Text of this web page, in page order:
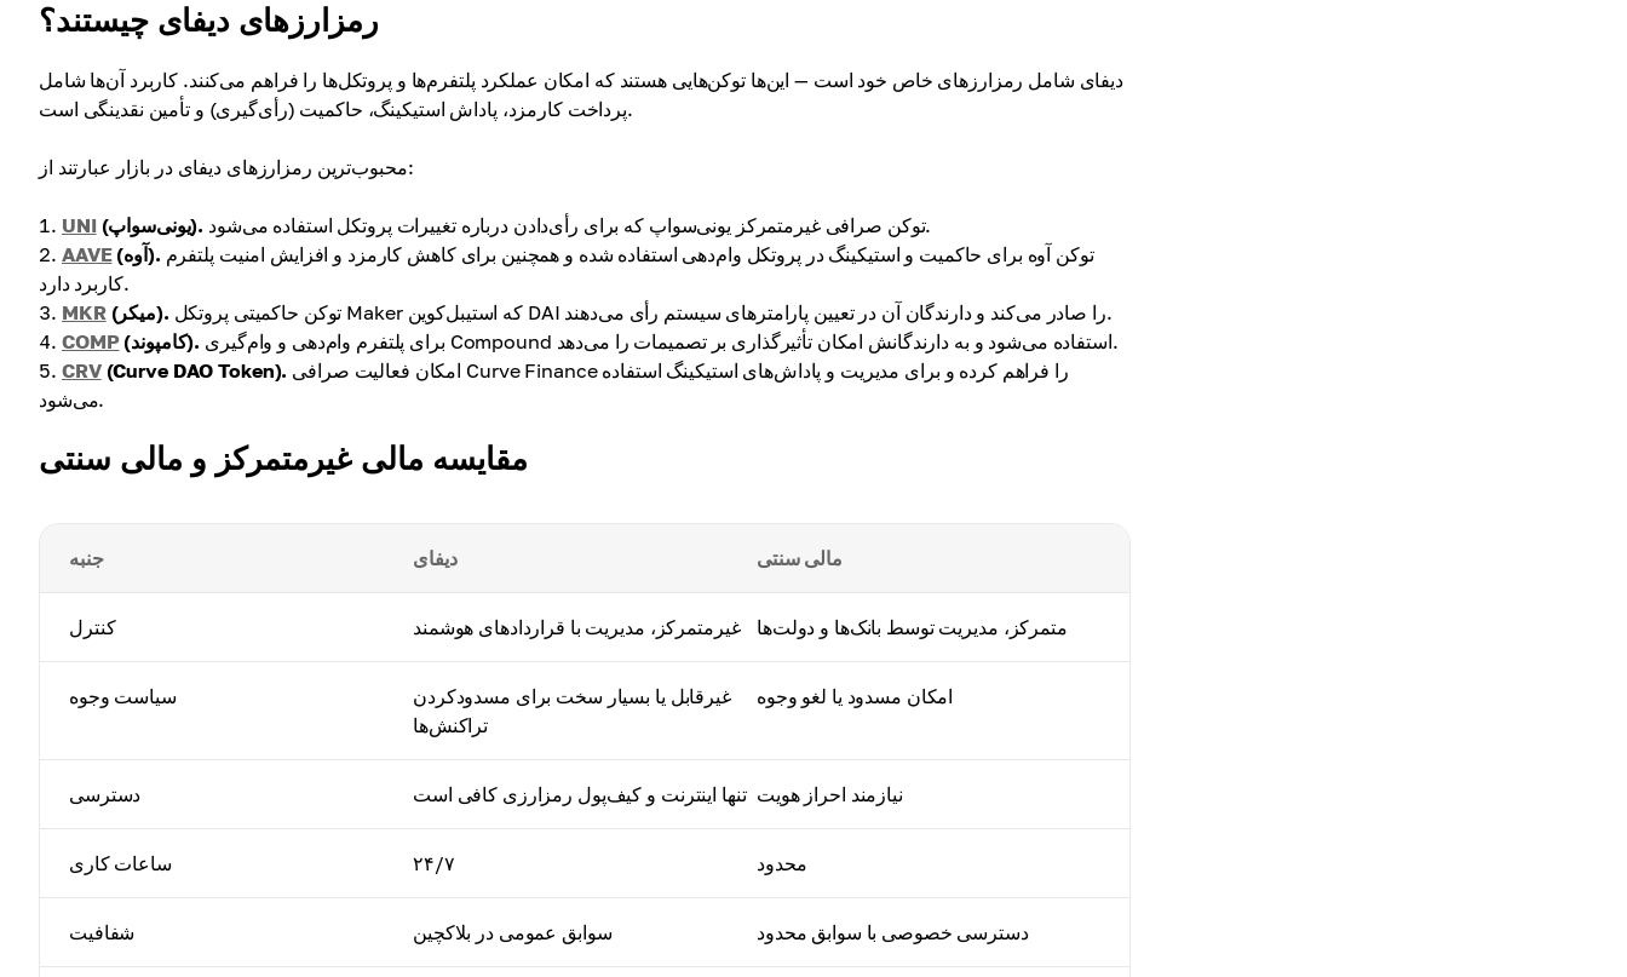
رمزارزهای دیفای چیستند؟
دیفای شامل رمزارزهای خاص خود است — این‌ها توکن‌هایی هستند که امکان عملکرد پلتفرم‌ها و پروتکل‌ها را فراهم می‌کنند. کاربرد آن‌ها شامل
پرداخت کارمزد، پاداش استیکینگ، حاکمیت (رأی‌گیری) و تأمین نقدینگی است.
محبوب‌ترین رمزارزهای دیفای در بازار عبارتند از:
UNI (یونی‌سواپ).
توکن صرافی غیرمتمرکز یونی‌سواپ که برای رأی‌دادن درباره تغییرات پروتکل استفاده می‌شود.
AAVE
(آوه).
کاربرد دارد.
MKR
(میکر).
توکن حاکمیتی پروتکل Maker که استیبل‌کوین DAI را صادر می‌کند و دارندگان آن در تعیین پارامترهای سیستم رأی می‌دهند.
COMP
(کامپوند).
برای پلتفرم وام‌دهی و وام‌گیری Compound استفاده می‌شود و به دارندگانش امکان تأثیرگذاری بر تصمیمات را می‌دهد.
CRV(Curve DAO Token).
می‌شود.
مقایسه مالی غیرمتمرکز و مالی سنتی
جنبه دیفای مالی سنتی
کنترل غیرمتمرکز، مدیریت با قراردادهای هوشمند متمرکز، مدیریت توسط بانک‌ها و دولت‌ها
سیاست وجوه
غیرقابل یا بسیار سخت برای مسدودکردن
تراکنش‌ها
امکان مسدود یا لغو وجوه
دسترسی تنها اینترنت و کیف‌پول رمزارزی کافی است نیازمند احراز هویت
ساعات کاری ۲۴/۷ محدود
شفافیت سوابق عمومی در بلاکچین دسترسی خصوصی با سوابق محدود